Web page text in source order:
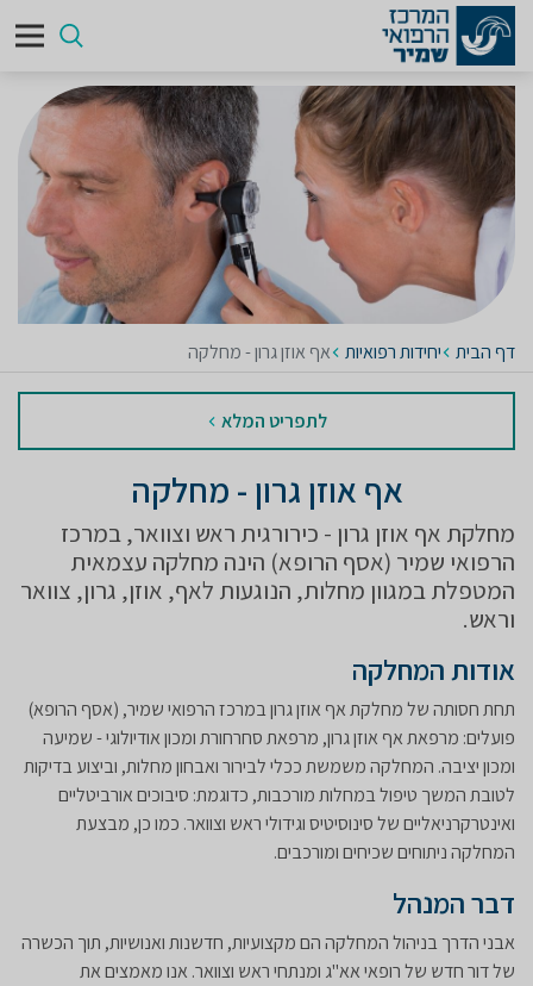
דף הבית יחידות רפואיות אף אוזן גרון - מחלקה
לתפריט המלא
אף אוזן גרון - מחלקה
מחלקת אף אוזן גרון - כירורגית ראש וצוואר, במרכז
הרפואי שמיר (אסף הרופא) הינה מחלקה עצמאית
המטפלת במגוון מחלות, הנוגעות לאף, אוזן, גרון, צוואר
וראש.
אודות המחלקה
​תחת חסותה של מחלקת אף אוזן גרון במרכז הרפואי שמיר, (אסף הרופא)
פועלים: מרפאת אף אוזן גרון, מרפאת סחרחורת ומכון אודיולוגי - שמיעה
ומכון יציבה. המחלקה משמשת ככלי לבירור ואבחון מחלות, וביצוע בדיקות
לטובת המשך טיפול במחלות מורכבות, כדוגמת: סיבוכים אורביטליים
ואינטרקרניאליים של סינוסיטיס וגידולי ראש וצוואר. כמו כן, מבצעת
המחלקה ניתוחים שכיחים ומורכבים.
דבר המנהל
אבני הדרך בניהול המחלקה הם מקצועיות, חדשנות ואנושיות, תוך הכשרה
של דור חדש של רופאי אא"ג ומנתחי ראש וצוואר. אנו מאמצים את